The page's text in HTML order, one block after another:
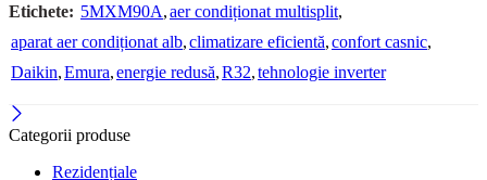
Etichete: 5MXM90A,aer condiționat multisplit,
aparat aer condiționat alb,climatizare eficientă,confort casnic,
Daikin,Emura,energie redusă,R32,tehnologie inverter
Categorii produse
Rezidențiale